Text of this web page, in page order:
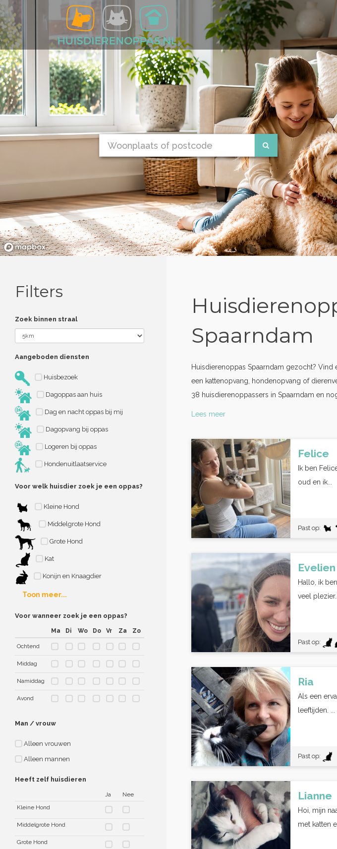
Filters
Zoek binnen straal
Aangeboden diensten
Huisbezoek
Dagoppas aan huis
Dag en nacht oppas bij mij
Dagopvang bij oppas
Logeren bij oppas
Hondenuitlaatservice
Voor welk huisdier zoek je een oppas?
Kleine Hond
Middelgrote Hond
Grote Hond
Kat
Konijn en Knaagdier
Toon meer...
Voor wanneer zoek je een oppas?
Ma Di Wo Do Vr Za Zo
Ochtend
Middag
Namiddag
Avond
Man / vrouw
Alleen vrouwen
Alleen mannen
Heeft zelf huisdieren
Ja
Nee
Kleine Hond
Middelgrote Hond
Grote Hond
Spaarndam
Huisdierenoppas Spaarndam gezocht?
een kattenopvang, hondenopvang of
38 huisdierenoppassers in Spaarndam en
Lees meer
Felice
Ik ben
oud en ik...
Past op:
Evelien
Hallo, ik
veel plezier...
Past op:
Ria
Als een
leeftijden. ...
Past op:
Lianne
Hoi, mijn
met katten